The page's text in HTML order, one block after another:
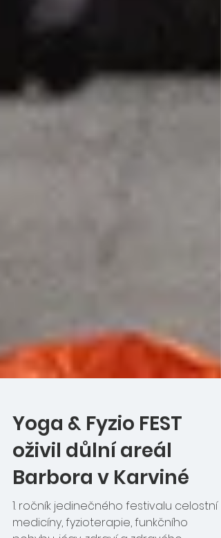
Yoga & Fyzio FEST
oživil důlní areál
Barbora v Karviné